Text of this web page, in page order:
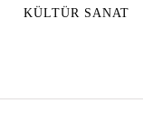
KÜLTÜR SANAT